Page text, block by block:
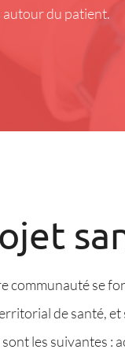
du patient.
communauté se
de santé,
les suivantes :